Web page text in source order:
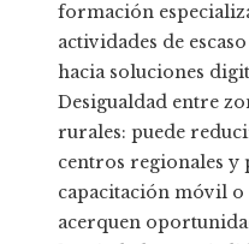
formación
actividades de
hacia soluciones
Desigualdad entre
rurales: puede
centros regionales y
capacitación móvil
acerquen